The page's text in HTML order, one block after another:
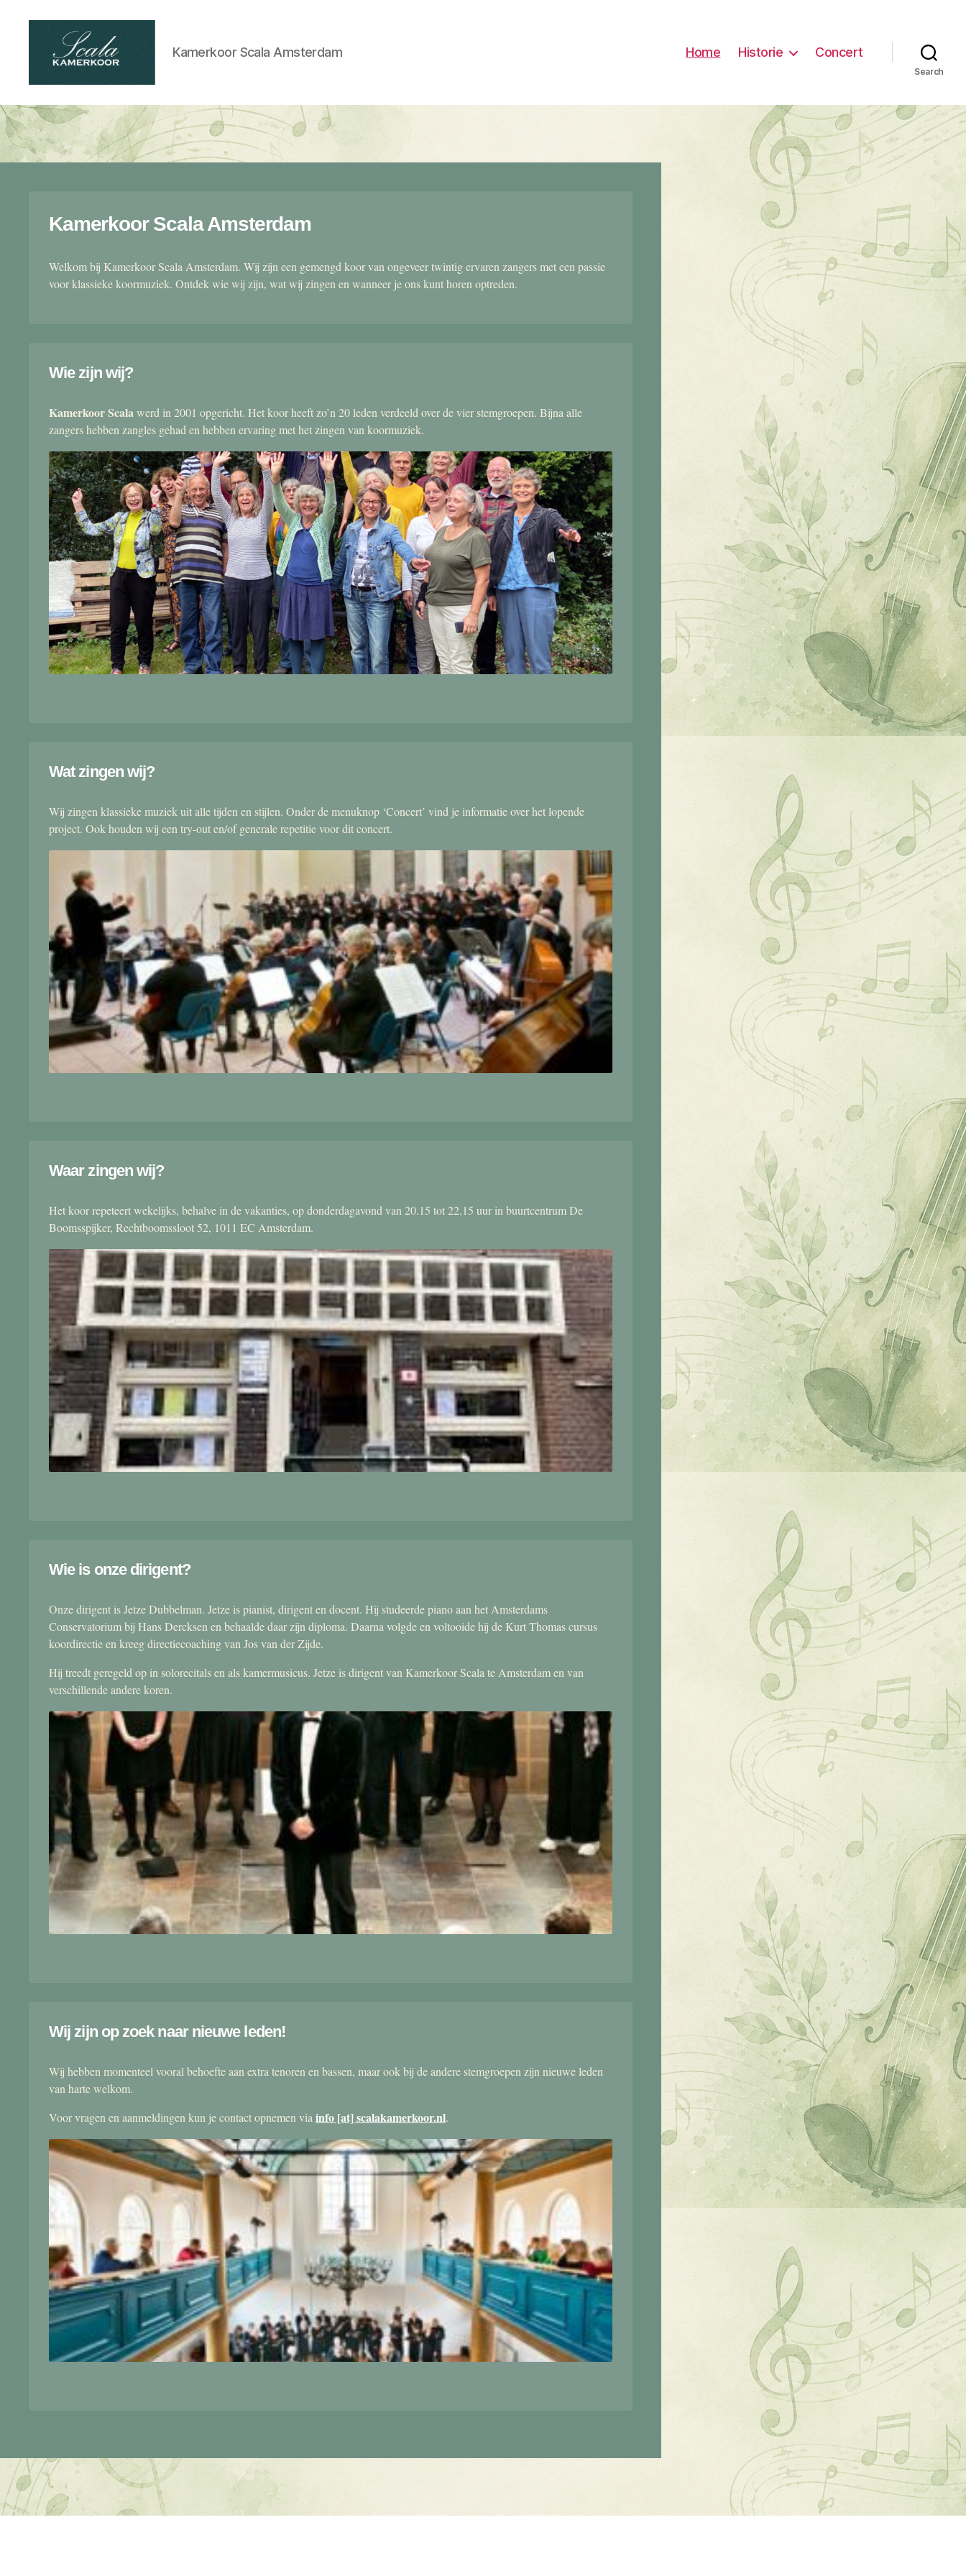
kamerkoor
Kamerkoor Scala Amsterdam Home Historie Concert
Search
Kamerkoor Scala Amsterdam
Welkom bij Kamerkoor Scala Amsterdam. Wij zijn een gemengd koor van ongeveer twintig ervaren zangers met een passie
voor klassieke koormuziek. Ontdek wie wij zijn, wat wij zingen en wanneer je ons kunt horen optreden.
Wie zijn wij?
Kamerkoor Scalawerd in 2001 opgericht. Het koor heeft zo’n 20 leden verdeeld over de vier stemgroepen. Bijna alle
zangers hebben zangles gehad en hebben ervaring met het zingen van koormuziek.
Wat zingen wij?
Wij zingen klassieke muziek uit alle tijden en stijlen. Onder de menuknop ‘Concert’ vind je informatie over het lopende
project. Ook houden wij een try-out en/of generale repetitie voor dit concert.
Waar zingen wij?
Het koor repeteert wekelijks, behalve in de vakanties, op donderdagavond van 20.15 tot 22.15 uur in buurtcentrum De
Boomsspijker, Rechtboomssloot 52, 1011 EC Amsterdam.
Wie is onze dirigent?
Onze dirigent is Jetze Dubbelman. Jetze is pianist, dirigent en docent. Hij studeerde piano aan het Amsterdams
Conservatorium bij Hans Dercksen en behaalde daar zijn diploma. Daarna volgde en voltooide hij de Kurt Thomas cursus
koordirectie en kreeg directiecoaching van Jos van der Zijde.
Hij treedt geregeld op in solorecitals en als kamermusicus. Jetze is dirigent van Kamerkoor Scala te Amsterdam en van
verschillende andere koren.
Wij zijn op zoek naar nieuwe leden!
Wij hebben momenteel vooral behoefte aan extra tenoren en bassen, maar ook bij de andere stemgroepen zijn nieuwe leden
van harte welkom.
Voor vragen en aanmeldingen kun je contact opnemen via info [at] scalakamerkoor.nl.